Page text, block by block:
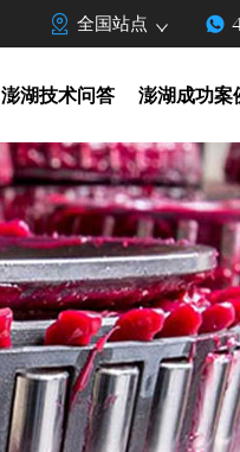
全国站点
澎湖技术问答 澎湖成功案